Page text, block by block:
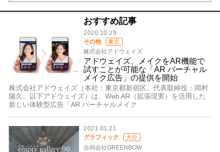
おすすめ記事
2020.10.29
その他
東京
株式会社アドウェイズ
アドウェイズ、メイクをAR機能で
試すことが可能な「AR バーチャル
メイク広告」の提供を開始
株式会社アドウェイズ（本社：東京都新宿区、代表取締役：岡村
陽久、以下アドウェイズ）は、Web AR（拡張現実）を活用した
新しい体験型広告「AR バーチャルメイク
2021.01.21
グラフィック
大分
合同会社GREENBOW